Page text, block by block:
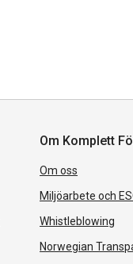
Om Komplett
Om oss
Miljöarbete och
Whistleblowing
Norwegian